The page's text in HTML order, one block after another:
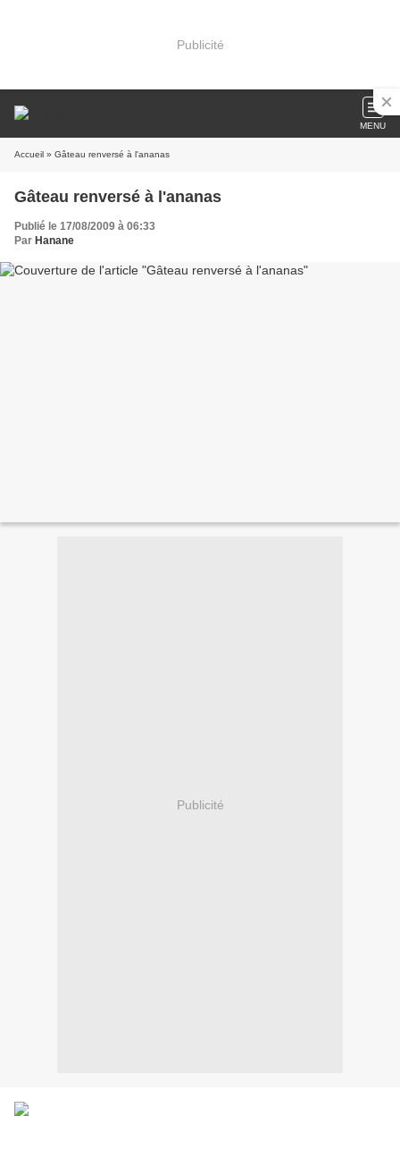
Publicité
MENU
Accueil » Gâteau renversé à l'ananas
Gâteau renversé à l'ananas
Publié le 17/08/2009 à 06:33
Par Hanane
Publicité